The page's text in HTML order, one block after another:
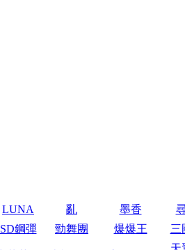
LUNA 亂 墨香
SD鋼彈 勁舞團 爆爆王 三